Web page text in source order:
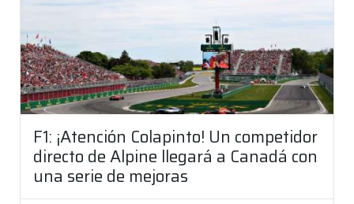
F1: ¡Atención Colapinto! Un competidor
directo de Alpine llegará a Canadá con
una serie de mejoras